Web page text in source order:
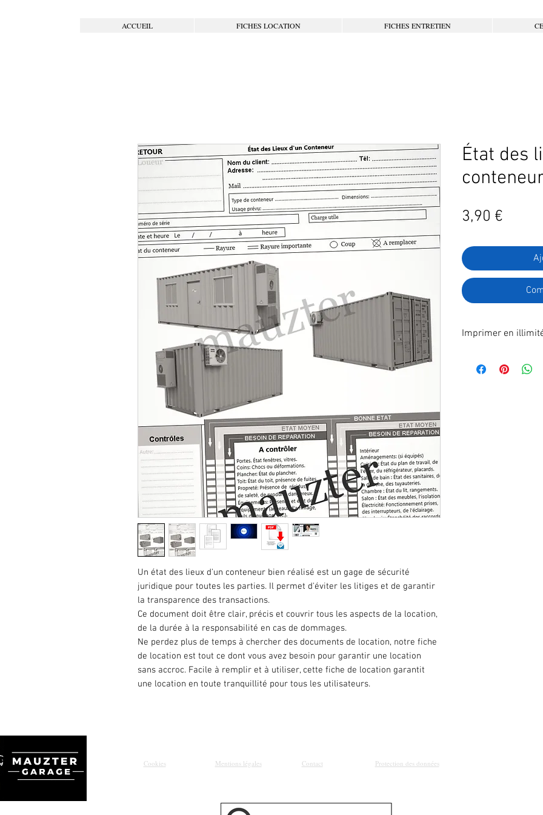
ACCUEIL FICHES LOCATION FICHES ENTRETIEN
Un état des lieux d'un conteneur bien réalisé est un gage de sécurité
juridique pour toutes les parties. Il permet d'éviter les litiges et de garantir
la transparence des transactions.
Ce document doit être clair, précis et couvrir tous les aspects de la location,
de la durée à la responsabilité en cas de dommages.
Ne perdez plus de temps à chercher des documents de location, notre fiche
de location est tout ce dont vous avez besoin pour garantir une location
sans accroc. Facile à remplir et à utiliser, cette fiche de location garantit
une location en toute tranquillité pour tous les utilisateurs.
État des
3,90 €
Imprimer en
poste.
Cookies Mentions légales Contact Protection des données